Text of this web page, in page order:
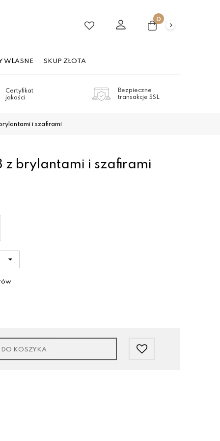
0
WŁASNE SKUP ZŁOTA
Certyfikat
jakości
Bezpieczne
transakcje SSL
i szafirami
z brylantami i szafirami
DO KOSZYKA